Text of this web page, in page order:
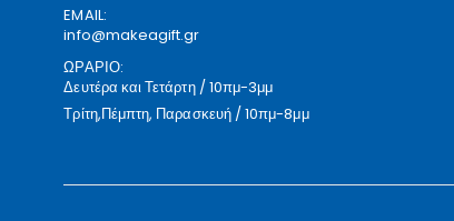
EMAIL:
info@makeagift.gr
ΩΡΑΡΙΟ:
Δευτέρα και Τετάρτη / 10πμ-3μμ
Τρίτη,Πέμπτη, Παρασκευή / 10πμ-8μμ